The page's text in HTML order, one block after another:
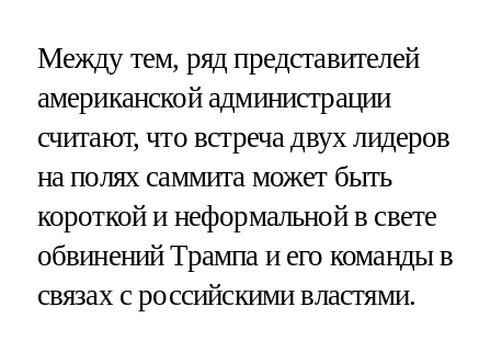
Между тем, ряд представителей
американской администрации
считают, что встреча двух лидеров
на полях саммита может быть
короткой и неформальной в свете
обвинений Трампа и его команды в
связах с российскими властями.